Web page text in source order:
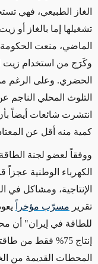
الغاز الطبيعي، فهي
تشغيلها إما بالغاز أو
الماضي، منعت
وكَرَج من استخدام زيت
الحضري. وعلى الرغم
التلوث المحلي الناجم
انتشرت شائعات أيضاً
كمية منه أقل عن
ووفقاً لعضو لجنة
الإنتاجية، ومشاكل
تقرير مسرّب مؤخراً
للطاقة في إيران" أن
إنتاج 75% فقط
المحطات القديمة من